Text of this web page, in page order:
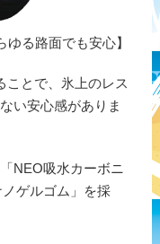
ゆる路面でも安心】
ことで、氷上のレス
い安心感がありま
NEO吸水カーボニ
ゲルゴム」を採